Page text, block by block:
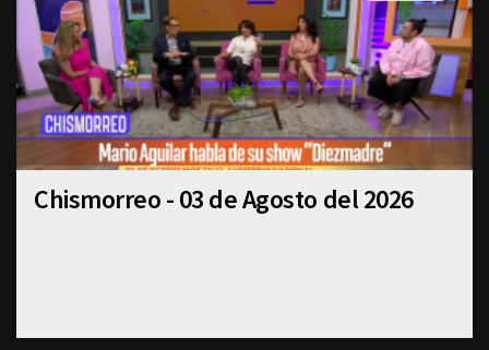
Chismorreo - 03 de Agosto del 2026